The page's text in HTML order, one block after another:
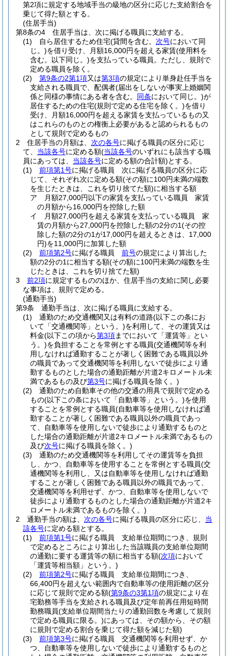
第2項に規定する地域手当の級地の区分に応じた支給割合を
乗じて得た額とする。
(住居手当)
第8条の4
住居手当は、次に掲げる職員に支給する。
(1)
自ら居住するため住宅(貸間を含む。 次号において同
じ。)を借り受け、月額16,000円を超える家賃(使用料を
含む。以下同じ。)を支払っている職員。 ただし、規則で
定める職員を除く。
(2)
第9条の2第1項又は第3項の規定により単身赴任手当を
支給される職員で、配偶者(届出をしないが事実上婚姻関
係と同様の事情にある者を含む。 同条において同じ。)が
居住するための住宅(規則で定める住宅を除く。)を借り
受け、月額16,000円を超える家賃を支払っているもの又
はこれらのものとの権衡上必要があると認められるもの
として規則で定めるもの
2
住居手当の月額は、 次の各号に掲げる職員の区分に応じ
て、 当該各号に定める額(当該各号のいずれにも該当する職
員にあっては、 当該各号に定める額の合計額)とする。
(1)
前項第1号に掲げる職員 次に掲げる職員の区分に応
じて、それぞれ次に定める額(その額に100円未満の端数
を生じたときは、これを切り捨てた額)に相当する額
ア
月額27,000円以下の家賃を支払っている職員 家賃
の月額から16,000円を控除した額
イ
月額27,000円を超える家賃を支払っている職員 家
賃の月額から27,000円を控除した額の2分の1(その控
除した額の2分の1が17,000円を超えるときは、17,000
円)を11,000円に加算した額
(2)
前項第2号に掲げる職員 前号の規定により算出した
額の2分の1に相当する額(その額に100円未満の端数を生
じたときは、これを切り捨てた額)
3
前2項に規定するもののほか、住居手当の支給に関し必要
な事項は、規則で定める。
(通勤手当)
第9条
通勤手当は、次に掲げる職員に支給する。
(1)
通勤のため交通機関又は有料の道路(以下この条にお
いて「交通機関等」という。)を利用して、その運賃又は
料金(以下この項から第3項までにおいて「運賃等」とい
う。)を負担することを常例とする職員(交通機関等を利
用しなければ通勤することが著しく困難である職員以外
の職員であって交通機関等を利用しないで徒歩により通
勤するものとした場合の通勤距離が片道2キロメートル未
満であるもの及び第3号に掲げる職員を除く。)
(2)
通勤のため自動車その他の交通の用具で規則で定める
もの(以下この条において「自動車等」という。)を使用
することを常例とする職員(自動車等を使用しなければ通
勤することが著しく困難である職員以外の職員であっ
て、自動車等を使用しないで徒歩により通勤するものと
した場合の通勤距離が片道2キロメートル未満であるもの
及び次号に掲げる職員を除く。)
(3)
通勤のため交通機関等を利用してその運賃等を負担
し、かつ、自動車等を使用することを常例とする職員(交
通機関等を利用し、又は自動車等を使用しなければ通勤
することが著しく困難である職員以外の職員であって、
交通機関等を利用せず、かつ、自動車等を使用しないで
徒歩により通勤するものとした場合の通勤距離が片道2キ
ロメートル未満であるものを除く。)
2
通勤手当の額は、 次の各号に掲げる職員の区分に応じ、 当
該各号に定める額とする。
(1)
前項第1号に掲げる職員 支給単位期間につき、規則
で定めるところにより算出した当該職員の支給単位期間
の通勤に要する運賃等の額に相当する額(次項において
「運賃等相当額」という。)
(2)
前項第2号に掲げる職員 支給単位期間につき、
66,400円を超えない範囲内で自動車等の使用距離の区分
に応じて規則で定める額(第9条の3第1項の規定により在
宅勤務等手当を支給される職員及び定年前再任用短時間
勤務職員(支給単位期間当たりの通勤回数を考慮して規則
で定める職員に限る。)にあっては、その額から、その額
に規則で定める割合を乗じて得た額を減じた額)
(3)
前項第3号に掲げる職員 交通機関等を利用せず、か
つ、自動車等を使用しないで徒歩により通勤するものと